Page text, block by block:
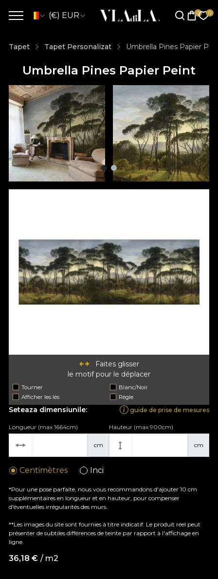
(€) EUR
Tapet Tapet Personalizat Umbrella Pines Papier
Umbrella Pines Papier Peint
Faites glisser
le motif pour le déplacer
Tourner
Blanc/Noir
Afficher les lés
Règle
Seteaza dimensiunile: guide de prise de mesures
cm
Longueur (max 1664cm)
cm
Hauteur (max 900cm)
Centimètres Inci
*Pour une pose parfaite, nous vous recommandons d'ajouter 10 cm
supplémentaires en longueur et en hauteur, pour compenser
d'éventuelles irrégularités des murs.
**Les images du site sont fournies à titre indicatif. Le produit réel peut
présenter de subtiles différences de teinte par rapport à l'affichage en
ligne.
36,18 € / m2